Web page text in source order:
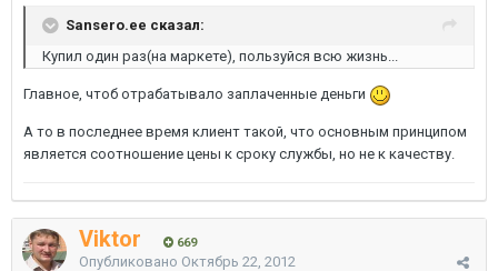
Sansero.ee сказал:
Купил один раз(на маркете), пользуйся всю жизнь...
Главное, чтоб отрабатывало заплаченные деньги
А то в последнее время клиент такой, что основным принципом
является соотношение цены к сроку службы, но не к качеству.
Viktor 669
Опубликовано Октябрь 22, 2012